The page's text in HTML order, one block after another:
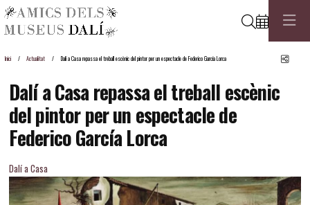
Cerca
Inici Actualitat Dalí a Casa repassa el treball escènic del pintor per un espectacle de Federico García Lorca
Dalí a Casa repassa el treball escènic
del pintor per un espectacle de
Federico García Lorca
Dalí a Casa